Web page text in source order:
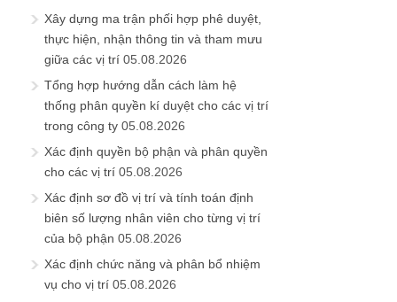
Xây dựng ma trận phối hợp phê duyệt,
thực hiện, nhận thông tin và tham mưu
giữa các vị trí 05.08.2026
Tổng hợp hướng dẫn cách làm hệ
thống phân quyền kí duyệt cho các vị trí
trong công ty 05.08.2026
Xác định quyền bộ phận và phân quyền
cho các vị trí 05.08.2026
Xác định sơ đồ vị trí và tính toán định
biên số lượng nhân viên cho từng vị trí
của bộ phận 05.08.2026
Xác định chức năng và phân bổ nhiệm
vụ cho vị trí 05.08.2026